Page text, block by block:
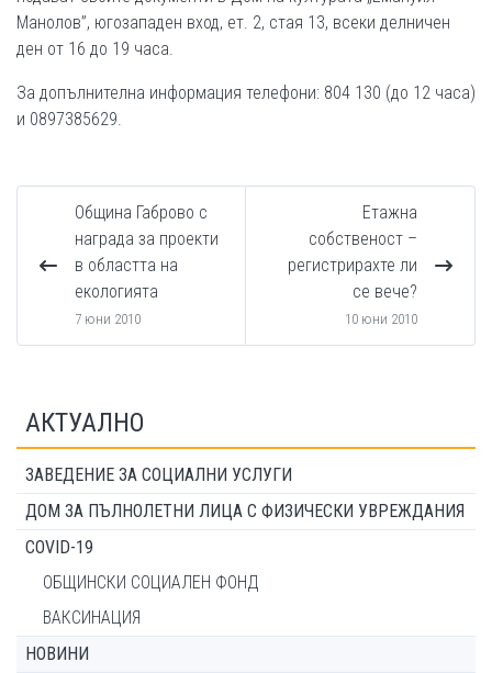
Манолов”, югозападен вход, ет. 2, стая 13, всеки делничен
ден от 16 до 19 часа.
За допълнителна информация телефони: 804 130 (до 12 часа)
и 0897385629.
Община Габрово с
награда за проекти
в областта на
екологията
7 юни 2010
Етажна
собственост –
регистрирахте ли
се вече?
10 юни 2010
АКТУАЛНО
ЗАВЕДЕНИЕ ЗА СОЦИАЛНИ УСЛУГИ
ДОМ ЗА ПЪЛНОЛЕТНИ ЛИЦА С ФИЗИЧЕСКИ УВРЕЖДАНИЯ
COVID-19
ОБЩИНСКИ СОЦИАЛЕН ФОНД
ВАКСИНАЦИЯ
НОВИНИ